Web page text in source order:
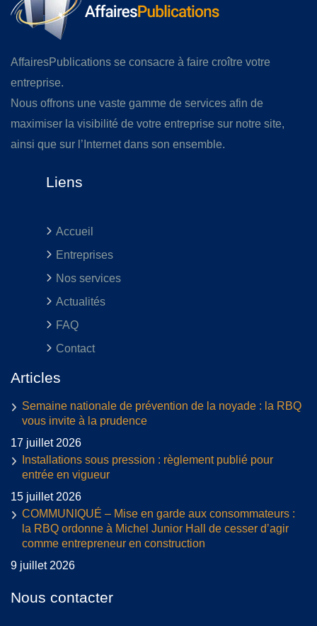
AffairesPublications se consacre à faire croître votre
entreprise.
Nous offrons une vaste gamme de services afin de
maximiser la visibilité de votre entreprise sur notre site,
ainsi que sur l’Internet dans son ensemble.
Liens
Accueil
Entreprises
Nos services
Actualités
FAQ
Contact
Articles
Semaine nationale de prévention de la noyade : la RBQ
vous invite à la prudence
17 juillet 2026
Installations sous pression : règlement publié pour
entrée en vigueur
15 juillet 2026
COMMUNIQUÉ – Mise en garde aux consommateurs :
la RBQ ordonne à Michel Junior Hall de cesser d’agir
comme entrepreneur en construction
9 juillet 2026
Nous contacter